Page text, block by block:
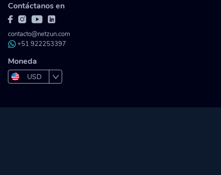
Contáctanos en
contacto@netzun.com
+51 922253397
Moneda
USD